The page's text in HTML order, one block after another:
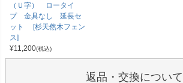
（Ｕ字） ロータイ
プ 金具なし 延長セ
ット [杉天然木フェン
ス]
¥11,200(税込)
返品・交換について